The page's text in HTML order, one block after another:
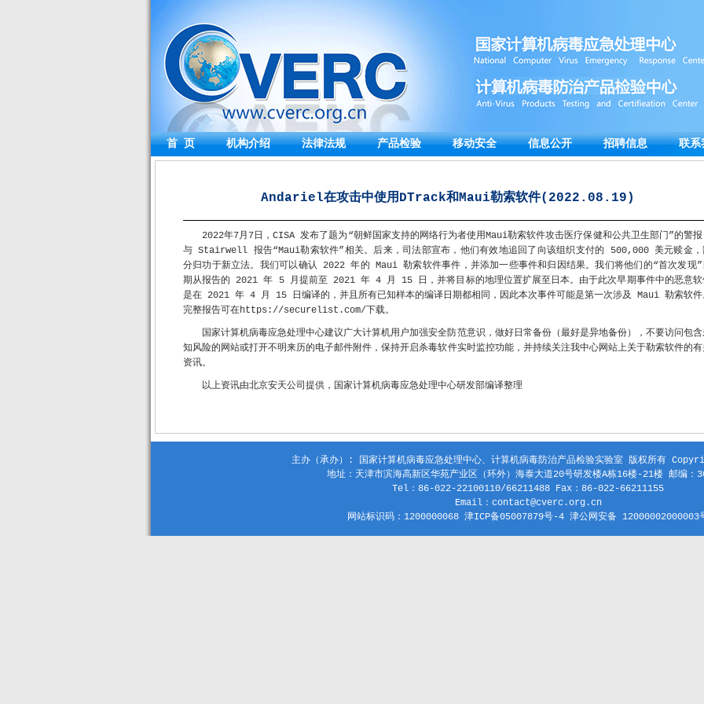
首 页 机构介绍 法律法规 产品检验 移动安全 信息公开 招聘信息 联系
Andariel在攻击中使用DTrack和Maui勒索软件(2022.08.19)
2022年7月7日，CISA 发布了题为“朝鲜国家支持的网络行为者使用Maui勒索软件攻击医疗保健和公共卫生部门”的警报
与 Stairwell 报告“Maui勒索软件”相关。后来，司法部宣布，他们有效地追回了向该组织支付的 500,000 美元赎金，
分归功于新立法。我们可以确认 2022 年的 Maui 勒索软件事件，并添加一些事件和归因结果。我们将他们的“首次发现”
期从报告的 2021 年 5 月提前至 2021 年 4 月 15 日，并将目标的地理位置扩展至日本。由于此次早期事件中的恶意软
是在 2021 年 4 月 15 日编译的，并且所有已知样本的编译日期都相同，因此本次事件可能是第一次涉及 Maui 勒索软件
完整报告可在https://securelist.com/下载。
国家计算机病毒应急处理中心建议广大计算机用户加强安全防范意识，做好日常备份（最好是异地备份），不要访问包
知风险的网站或打开不明来历的电子邮件附件，保持开启杀毒软件实时监控功能，并持续关注我中心网站上关于勒索软件的
资讯。
以上资讯由北京安天公司提供，国家计算机病毒应急处理中心研发部编译整理
主办（承办）: 国家计算机病毒应急处理中心、计算机病毒防治产品检验实验室 版权所有
地址：天津市滨海高新区华苑产业区（环外）海泰大道20号研发楼A栋16楼-21楼 邮编：
Tel：86-022-22100110/66211488 Fax：86-022-66211155
Email：contact@cverc.org.cn
网站标识码：1200000068 津ICP备05007879号-4 津公网安备 12000002000003